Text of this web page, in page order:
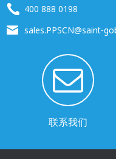
400 888 0198
sales.PPSCN@saint-
联系我们